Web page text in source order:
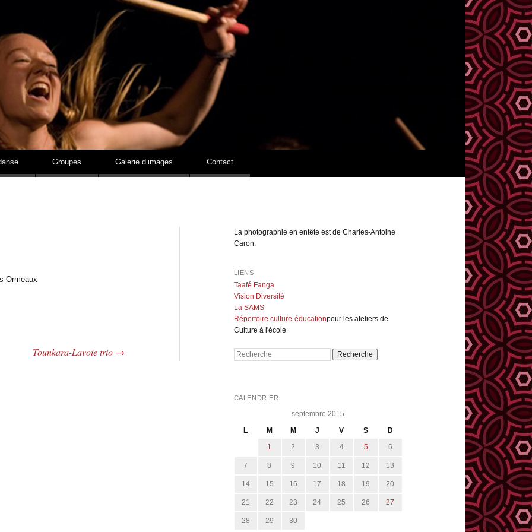
Estelle Lavoie
Groupes Galerie d’images Contact
Ormeaux
Tounkara-Lavoie trio →
La photographie en entête est de Charles-Antoine
Caron.
LIENS
Taafé Fanga
Vision Diversité
La SAMS
Répertoire culture-éducationpour les ateliers de
Culture à l'école
Recherche
CALENDRIER
septembre 2015
L
M M J V S
D
1
2 3 4 5 6
7 8 9 10 11 12 13
14 15 16 17 18 19 20
21 22 23 24 25 26 27
28 29 30